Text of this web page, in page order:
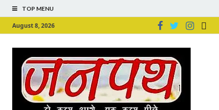
TOP MENU
August 8, 2026